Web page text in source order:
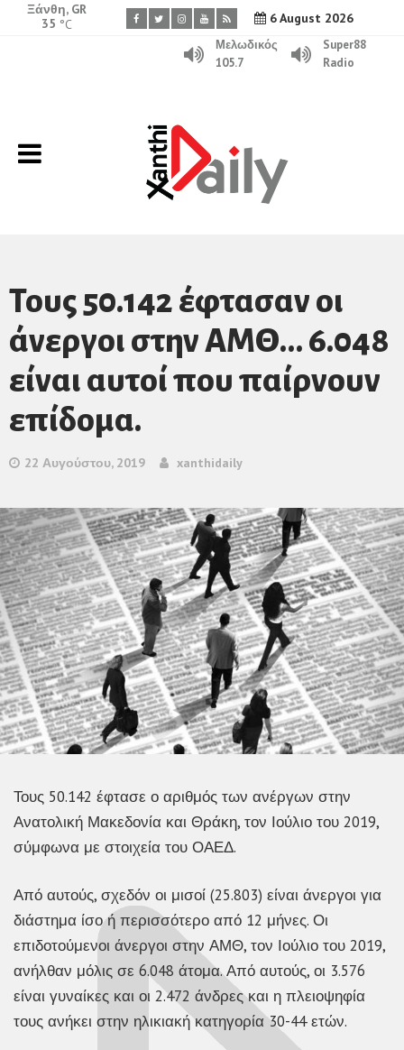
6 August 2026
Ξάνθη, GR
35 °C
Μελωδικός
105.7
Super88
Radio
Τους 50.142 έφτασαν οι
άνεργοι στην ΑΜΘ… 6.048
είναι αυτοί που παίρνουν
επίδομα.
22 Αυγούστου, 2019 xanthidaily
Τους 50.142 έφτασε ο αριθμός των ανέργων στην
Ανατολική Μακεδονία και Θράκη, τον Ιούλιο του 2019,
σύμφωνα με στοιχεία του ΟΑΕΔ.
Από αυτούς, σχεδόν οι μισοί (25.803) είναι άνεργοι για
διάστημα ίσο ή περισσότερο από 12 μήνες. Οι
επιδοτούμενοι άνεργοι στην ΑΜΘ, τον Ιούλιο του 2019,
ανήλθαν μόλις σε 6.048 άτομα. Από αυτούς, οι 3.576
είναι γυναίκες και οι 2.472 άνδρες και η πλειοψηφία
τους ανήκει στην ηλικιακή κατηγορία 30-44 ετών.